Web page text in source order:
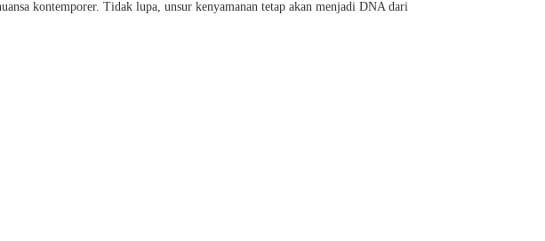
kontemporer. Tidak lupa, unsur kenyamanan tetap akan menjadi DNA dari